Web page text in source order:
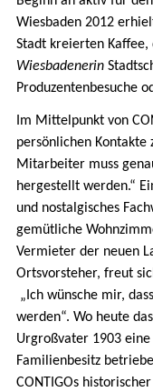
Wiesbaden 2012
Stadt kreierten Kaffee,
Wiesbadenerin
Produzentenbesuche
Im Mittelpunkt von
persönlichen Kontakte
Mitarbeiter muss
hergestellt werden.“
und nostalgisches
gemütliche
Vermieter der neuen
Ortsvorsteher, freut
„Ich wünsche mir,
werden“. Wo heute
Urgroßvater 1903
Familienbesitz
CONTIGOs